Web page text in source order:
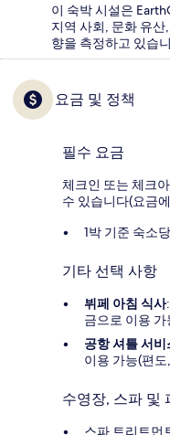
이 숙박 시설은
지역 사회, 문화 유
향을 측정하고 있습
요금 및 정책
필수 요금
체크인 또는 체크
수 있습니다(요금
1박 기준 숙소
기타 선택 사항
뷔페 아침 식사
금으로 이용
공항 셔틀 서비
이용 가능(편
수영장, 스파 및
스파 트리트먼